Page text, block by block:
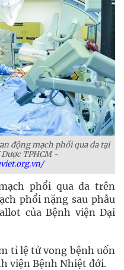
động mạch phổi qua da tại
TPHCM -
phổi qua da trên
phổi nặng sau phẫu
của Bệnh viện Đại
tỉ lệ tử vong bệnh uốn
viện Bệnh Nhiệt đới.